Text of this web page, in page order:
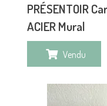
PRÉSENTOIR
ACIER Mural
Vendu